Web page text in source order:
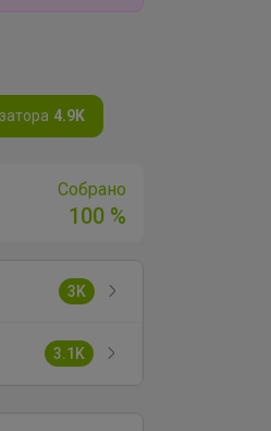
4.9K
Собрано
100 %
3K
3.1K